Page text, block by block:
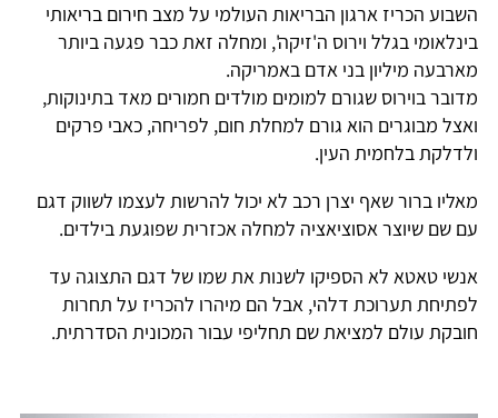
השבוע הכריז ארגון הבריאות העולמי על מצב חירום בריאותי
בינלאומי בגלל וירוס ה'זיקה', ומחלה זאת כבר פגעה ביותר
מארבעה מיליון בני אדם באמריקה.
מדובר בוירוס שגורם למומים מולדים חמורים מאד בתינוקות,
ואצל מבוגרים הוא גורם למחלת חום, לפריחה, כאבי פרקים
ולדלקת בלחמית העין.
מאליו ברור שאף יצרן רכב לא יכול להרשות לעצמו לשווק דגם
עם שם שיוצר אסוציאציה למחלה אכזרית שפוגעת בילדים.
אנשי טאטא לא הספיקו לשנות את שמו של דגם התצוגה עד
לפתיחת תערוכת דלהי, אבל הם מיהרו להכריז על תחרות
חובקת עולם למציאת שם תחליפי עבור המכונית הסדרתית.